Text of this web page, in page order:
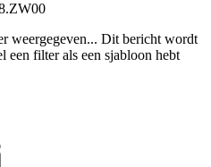
weergegeven... Dit bericht wordt
een filter als een sjabloon hebt